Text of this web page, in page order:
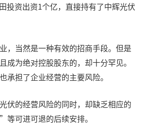
投资出资1个亿，直接持有了中辉光伏
，当然是一种有效的招商手段。但是
成为绝对控股股东的，却十分罕见。
承担了企业经营的主要风险。
伏的经营风险的同时，却缺乏相应的
可进可退的后续安排。